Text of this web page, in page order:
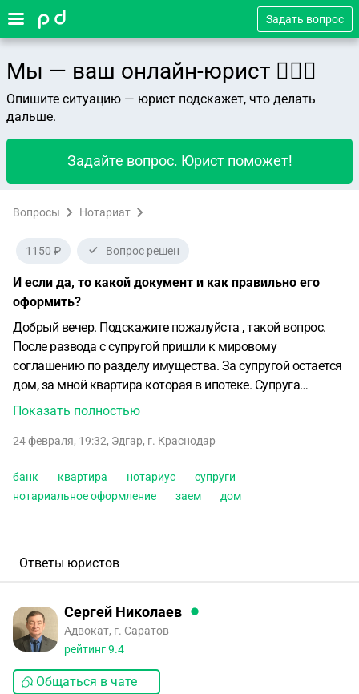
Задать вопрос
Мы — ваш онлайн-юрист 👨🏻‍⚖️
Опишите ситуацию — юрист подскажет, что делать
дальше.
Задайте вопрос. Юрист поможет!
Вопросы Нотариат
1150 ₽ Вопрос решен
И если да, то какой документ и как правильно его
оформить?
Добрый вечер. Подскажите пожалуйста , такой вопрос.
После развода с супругой пришли к мировому
соглашению по разделу имущества. За супругой остается
дом, за мной квартира которая в ипотеке. Супруга
возмещает мне 3 млн. рублей.
затянулись. Я хочу в зачет этого соглашения взять у
квартире. Она не против, но просит нотариальное
оформление этого заема с указанием того, что заем
документ?И если да, то какой документ и как правильно
Показать полностью
24 февраля, 19:32, Эдгар, г. Краснодар
банк квартира нотариус
супруги
нотариальное оформление
заем дом
Ответы юристов
Сергей Николаев
Адвокат, г. Саратов
рейтинг9.4
Общаться в чате